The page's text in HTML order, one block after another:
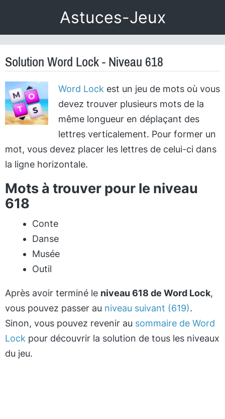
Astuces-Jeux
Solution Word Lock - Niveau 618
Word Lock est un jeu de mots où vous
devez trouver plusieurs mots de la
même longueur en déplaçant des
lettres verticalement. Pour former un
mot, vous devez placer les lettres de celui-ci dans
la ligne horizontale.
Mots à trouver pour le niveau
618
Conte
Danse
Musée
Outil
Après avoir terminé le niveau 618 de Word Lock,
vous pouvez passer au niveau suivant (619).
Sinon, vous pouvez revenir au sommaire de Word
Lock pour découvrir la solution de tous les niveaux
du jeu.